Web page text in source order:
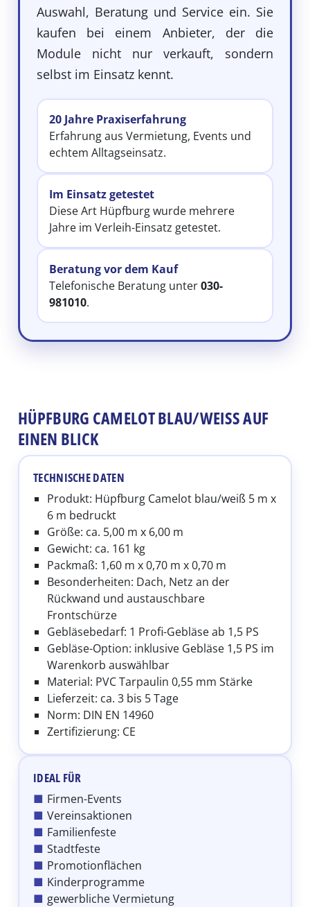
Auswahl, Beratung und Service ein. Sie
kaufen bei einem Anbieter, der die
Module nicht nur verkauft, sondern
selbst im Einsatz kennt.
20 Jahre Praxiserfahrung
Erfahrung aus Vermietung, Events und
echtem Alltagseinsatz.
Im Einsatz getestet
Diese Art Hüpfburg wurde mehrere
Jahre im Verleih-Einsatz getestet.
Beratung vor dem Kauf
Telefonische Beratung unter030-
981010.
HÜPFBURG CAMELOT BLAU/WEISS AUF E
INEN BLICK
TECHNISCHE DATEN
Produkt: Hüpfburg Camelot blau/weiß 5 m x
6 m bedruckt
Größe: ca. 5,00 m x 6,00 m
Gewicht: ca. 161 kg
Packmaß: 1,60 m x 0,70 m x 0,70 m
Besonderheiten: Dach, Netz an der
Rückwand und austauschbare
Frontschürze
Gebläsebedarf: 1 Profi-Gebläse ab 1,5 PS
Gebläse-Option: inklusive Gebläse 1,5 PS im
Warenkorb auswählbar
Material: PVC Tarpaulin 0,55 mm Stärke
Lieferzeit: ca. 3 bis 5 Tage
Norm: DIN EN 14960
Zertifizierung: CE
IDEAL FÜR
Firmen-Events
Vereinsaktionen
Familienfeste
Stadtfeste
Promotionflächen
Kinderprogramme
gewerbliche Vermietung